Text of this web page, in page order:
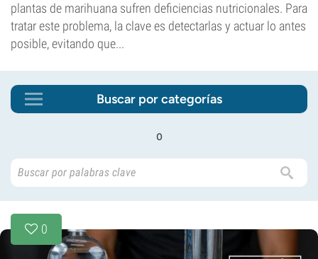
plantas de marihuana sufren deficiencias nutricionales. Para
tratar este problema, la clave es detectarlas y actuar lo antes
posible, evitando que...
Buscar por categorías
o
0